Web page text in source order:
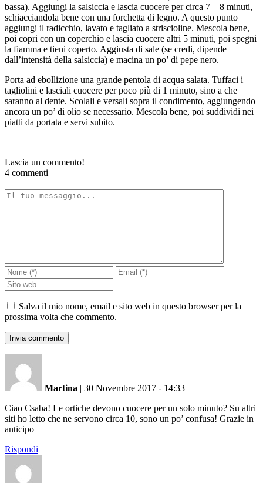
bassa). Aggiungi la salsiccia e lascia cuocere per circa 7 – 8 minuti,
schiacciandola bene con una forchetta di legno. A questo punto
aggiungi il radicchio, lavato e tagliato a striscioline. Mescola bene,
poi copri con un coperchio e lascia cuocere altri 5 minuti, poi spegni
la fiamma e tieni coperto. Aggiusta di sale (se credi, dipende
dall’intensità della salsiccia) e macina un po’ di pepe nero.
Porta ad ebollizione una grande pentola di acqua salata. Tuffaci i
tagliolini e lasciali cuocere per poco più di 1 minuto, sino a che
saranno al dente. Scolali e versali sopra il condimento, aggiungendo
ancora un po’ di olio se necessario. Mescola bene, poi suddividi nei
piatti da portata e servi subito.
Lascia un commento!
4 commenti
Salva il mio nome, email e sito web in questo browser per la
prossima volta che commento.
Martina | 30 Novembre 2017 - 14:33
Ciao Csaba! Le ortiche devono cuocere per un solo minuto? Su altri
siti ho letto che ne servono circa 10, sono un po’ confusa! Grazie in
anticipo
Rispondi